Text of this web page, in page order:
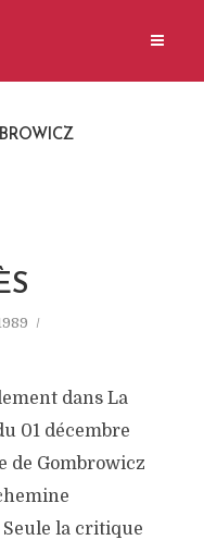
dans La
01 décembre
de Gombrowicz
la critique